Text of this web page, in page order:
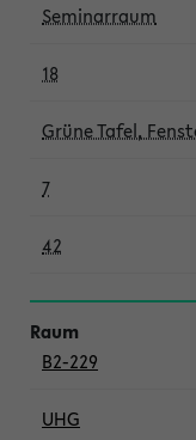
Seminarraum
18
Grüne Tafel,
7
42
B2-229
UHG